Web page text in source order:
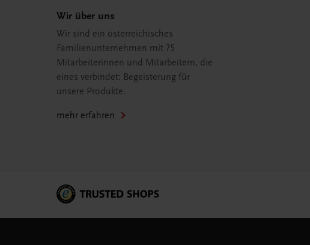
Wir über uns
Wir sind ein österreichisches
Familienunternehmen mit 75
Mitarbeiterinnen und Mitarbeitern, die
eines verbindet: Begeisterung für
unsere Produkte.
mehr erfahren